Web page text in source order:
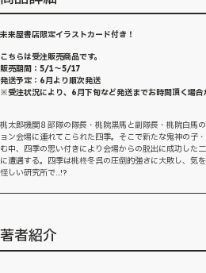
未来屋書店限定イラストカード付き！
こちらは受注販売商品です。
販売期間：5/1～5/17
発送予定：6月より順次発送
※受注状況により、6月下旬など発送までお時間頂く場合
桃太郎機関８部隊の隊長・桃院黒馬と副隊長・桃院白馬
ョン会場に連れてこられた四季。そこで新たな鬼神の子
む中、四季の思い付きにより会場からの脱出に成功した
に遭遇する。四季は桃柊冬呉の圧倒的強さに大敗し、気
怪しい研究所で…!?
著者紹介